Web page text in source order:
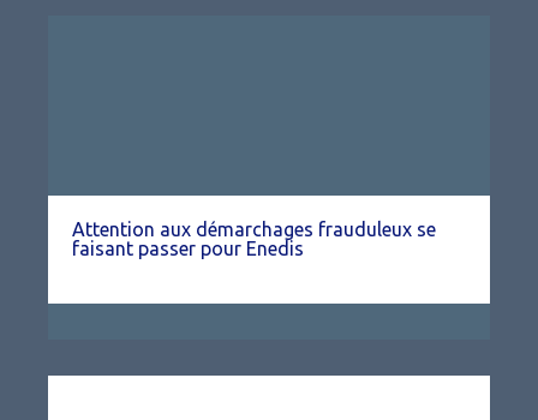
Attention aux démarchages frauduleux se
faisant passer pour Enedis